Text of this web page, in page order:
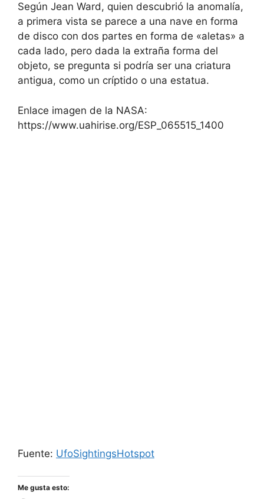
Según Jean Ward, quien descubrió la anomalía,
a primera vista se parece a una nave en forma
de disco con dos partes en forma de «aletas» a
cada lado, pero dada la extraña forma del
objeto, se pregunta si podría ser una criatura
antigua, como un críptido o una estatua.
Enlace imagen de la NASA:
https://www.uahirise.org/ESP_065515_1400
Fuente: UfoSightingsHotspot
Me gusta esto: